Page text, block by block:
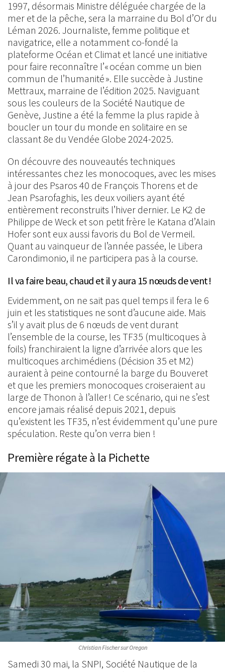
1997, désormais Ministre déléguée chargée de la
mer et de la pêche, sera la marraine du Bol d’Or du
Léman 2026. Journaliste, femme politique et
navigatrice, elle a notamment co-fondé la
plateforme Océan et Climat et lancé une initiative
pour faire reconnaître l’« océan comme un bien
commun de l’humanité ». Elle succède à Justine
Mettraux, marraine de l’édition 2025. Naviguant
sous les couleurs de la Société Nautique de
Genève, Justine a été la femme la plus rapide à
boucler un tour du monde en solitaire en se
classant 8e du Vendée Globe 2024-2025.
On découvre des nouveautés techniques
intéressantes chez les monocoques, avec les mises
à jour des Psaros 40 de François Thorens et de
Jean Psarofaghis, les deux voiliers ayant été
entièrement reconstruits l’hiver dernier. Le K2 de
Philippe de Weck et son petit frère le Katana d’Alain
Hofer sont eux aussi favoris du Bol de Vermeil.
Quant au vainqueur de l’année passée, le Libera
Carondimonio, il ne participera pas à la course.
Il va faire beau, chaud et il y aura 15 nœuds de vent !
Evidemment, on ne sait pas quel temps il fera le 6
juin et les statistiques ne sont d’aucune aide. Mais
s’il y avait plus de 6 nœuds de vent durant
l’ensemble de la course, les TF35 (multicoques à
foils) franchiraient la ligne d’arrivée alors que les
multicoques archimédiens (Décision 35 et M2)
auraient à peine contourné la barge du Bouveret
et que les premiers monocoques croiseraient au
large de Thonon à l’aller ! Ce scénario, qui ne s’est
encore jamais réalisé depuis 2021, depuis
qu’existent les TF35, n’est évidemment qu’une pure
spéculation. Reste qu’on verra bien !
Première régate à la Pichette
Christian Fischer sur Oregon
Samedi 30 mai, la SNPI, Société Nautique de la